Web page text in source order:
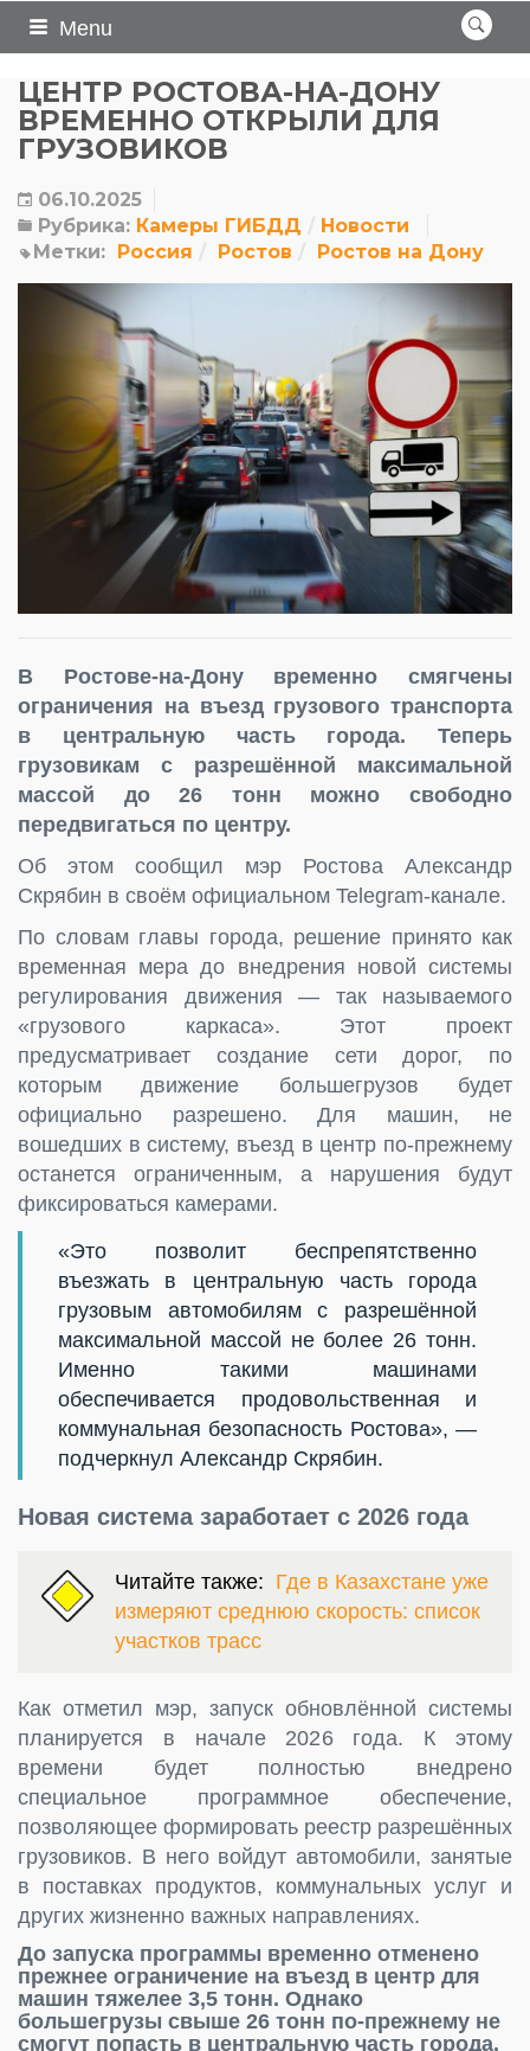
Menu
ЦЕНТР РОСТОВА-НА-ДОНУ
ВРЕМЕННО ОТКРЫЛИ ДЛЯ
ГРУЗОВИКОВ
06.10.2025
Рубрика: Камеры ГИБДД
Новости
Метки: Россия Ростов Ростов на Дону
В Ростове-на-Дону временно смягчены
ограничения на въезд грузового транспорта
в центральную часть города. Теперь
грузовикам с разрешённой максимальной
массой до 26 тонн можно свободно
передвигаться по центру.
Об этом сообщил мэр Ростова Александр
Скрябин в своём официальном Telegram-канале.
По словам главы города, решение принято как
временная мера до внедрения новой системы
регулирования движения — так называемого
«грузового каркаса». Этот проект
предусматривает создание сети дорог, по
которым движение большегрузов будет
официально разрешено. Для машин, не
вошедших в систему, въезд в центр по-прежнему
останется ограниченным, а нарушения будут
фиксироваться камерами.
«Это позволит беспрепятственно
въезжать в центральную часть города
грузовым автомобилям с разрешённой
максимальной массой не более 26 тонн.
Именно такими машинами
обеспечивается продовольственная и
коммунальная безопасность Ростова», —
подчеркнул Александр Скрябин.
Новая система заработает с 2026 года
Читайте также: Где в Казахстане уже
измеряют среднюю скорость: список
участков трасс
Как отметил мэр, запуск обновлённой системы
планируется в начале 2026 года. К этому
времени будет полностью внедрено
специальное программное обеспечение,
позволяющее формировать реестр разрешённых
грузовиков. В него войдут автомобили, занятые
в поставках продуктов, коммунальных услуг и
других жизненно важных направлениях.
До запуска программы временно отменено
прежнее ограничение на въезд в центр для
машин тяжелее 3,5 тонн. Однако
большегрузы свыше 26 тонн по-прежнему не
смогут попасть в центральную часть города.